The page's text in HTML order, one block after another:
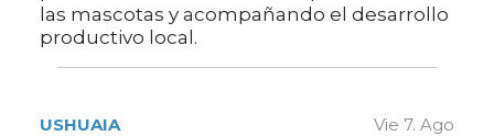
las mascotas y acompañando el desarrollo
productivo local.
USHUAIA Vie 7. Ago